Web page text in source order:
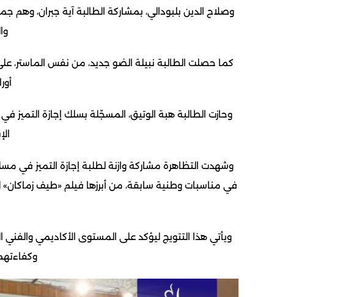
وصلاح الدين بلبودالي، بمشاركة الطالبة آية جبران، وهم
كما حصلت الطالبة نبيلة الضو جديد، من نفس الماستر،
وحازت الطالبة هبة الوتيق، المسجّلة بسلك إجازة التميز
وشهدت التظاهرة مشاركة وازنة لطلبة إجازة التميز في
في مناسبات وطنية سابقة، من أبرزها فيلم «طيف زماكان»
ويأتي هذا التتويج ليؤكد على المستوى الأكاديمي والفني